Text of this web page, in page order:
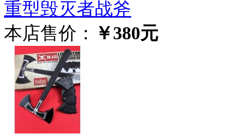
重型毁灭者战斧
本店售价： ￥380元